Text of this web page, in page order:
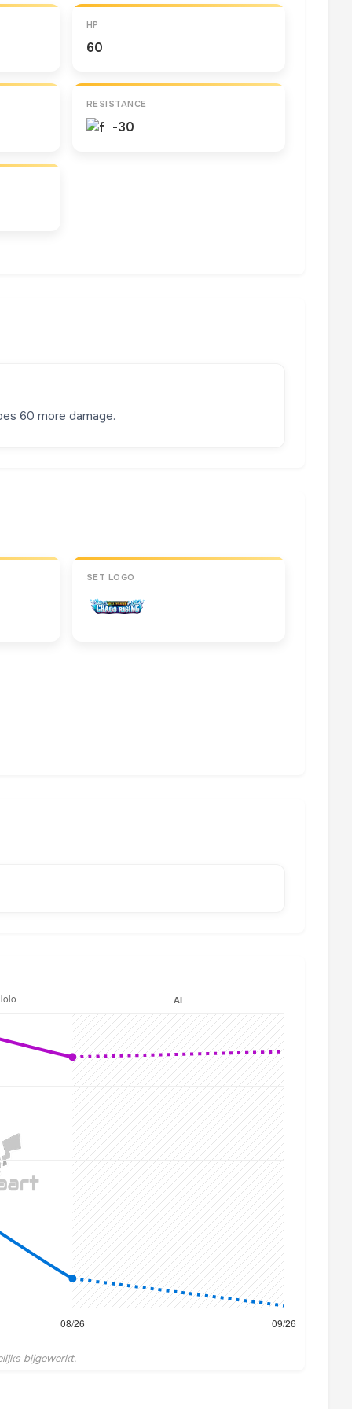
HP
60
RESISTANCE
-30
60 more damage.
SET LOGO
bijgewerkt.